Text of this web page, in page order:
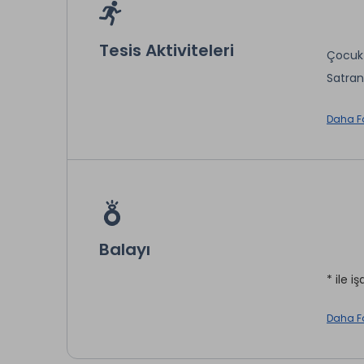
Oda
İnternet
Tesis Aktiviteleri
* ile
Daha
Balayı
* ile
Daha